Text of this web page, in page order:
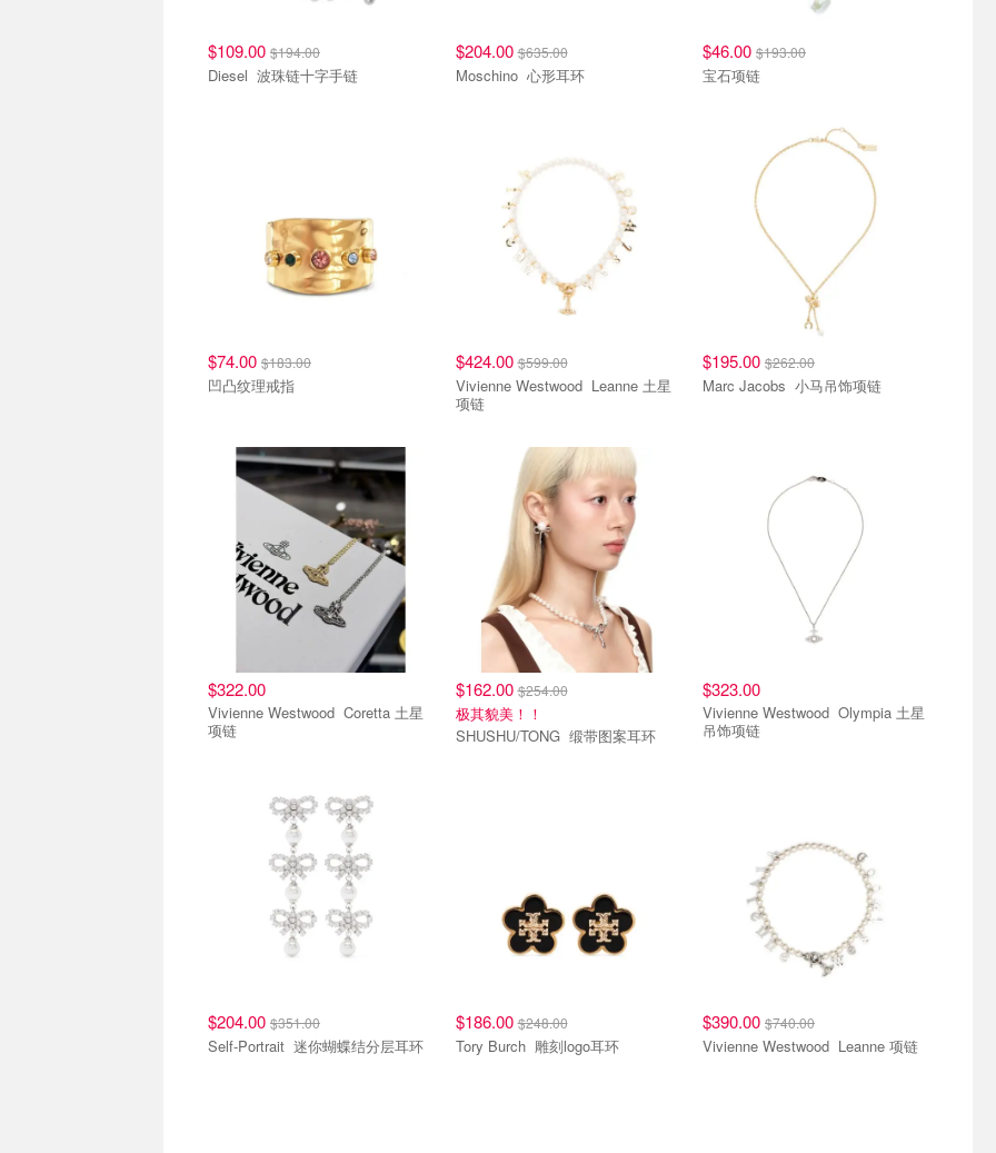
$109.00 $194.00
Diesel 波珠链十字手链
$204.00$635.00
Moschino 心形耳环
$46.00 $193.00
宝石项链
$74.00 $183.00
凹凸纹理戒指
$424.00$599.00
Vivienne Westwood Leanne 土星
项链
$195.00 $262.00
Marc Jacobs 小马吊饰项链
$322.00
Vivienne Westwood Coretta 土星
项链
$162.00$254.00
极其貌美！！
SHUSHU/TONG 缎带图案耳环
$323.00
Vivienne Westwood Olympia 土星
吊饰项链
$204.00 $351.00
Self-Portrait 迷你蝴蝶结分层耳环
$186.00$248.00
Tory Burch 雕刻logo耳环
$390.00 $740.00
Vivienne Westwood Leanne 项链